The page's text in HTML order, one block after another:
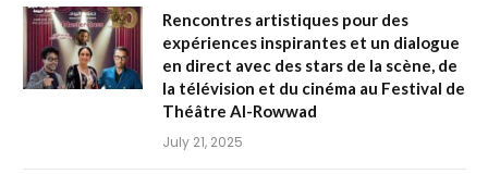
Rencontres artistiques pour des
expériences inspirantes et un dialogue
en direct avec des stars de la scène, de
la télévision et du cinéma au Festival de
Théâtre Al-Rowwad
July 21, 2025